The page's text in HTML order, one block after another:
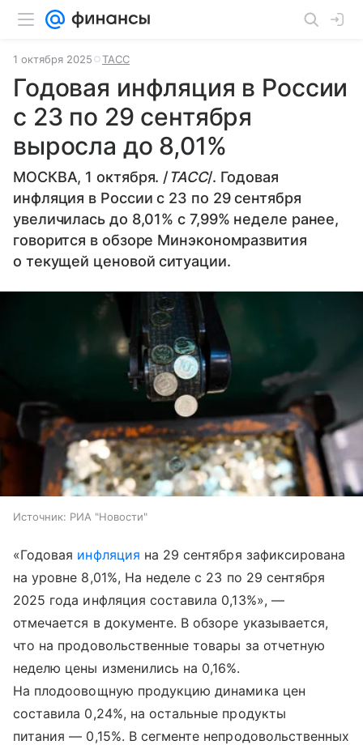
1 октября 2025 ТАСС
Годовая инфляция в России
с 23 по 29 сентября
выросла до 8,01%
МОСКВА, 1 октября. /ТАСС/. Годовая
инфляция в России с 23 по 29 сентября
увеличилась до 8,01% с 7,99% неделе ранее,
говорится в обзоре Минэкономразвития
о текущей ценовой ситуации.
Источник: РИА "Новости"
«Годовая инфляция на 29 сентября зафиксирована
на уровне 8,01%, На неделе с 23 по 29 сентября
2025 года инфляция составила 0,13%», —
отмечается в документе. В обзоре указывается,
что на продовольственные товары за отчетную
неделю цены изменились на 0,16%.
На плодоовощную продукцию динамика цен
составила 0,24%, на остальные продукты
питания — 0,15%. В сегменте непродовольственных